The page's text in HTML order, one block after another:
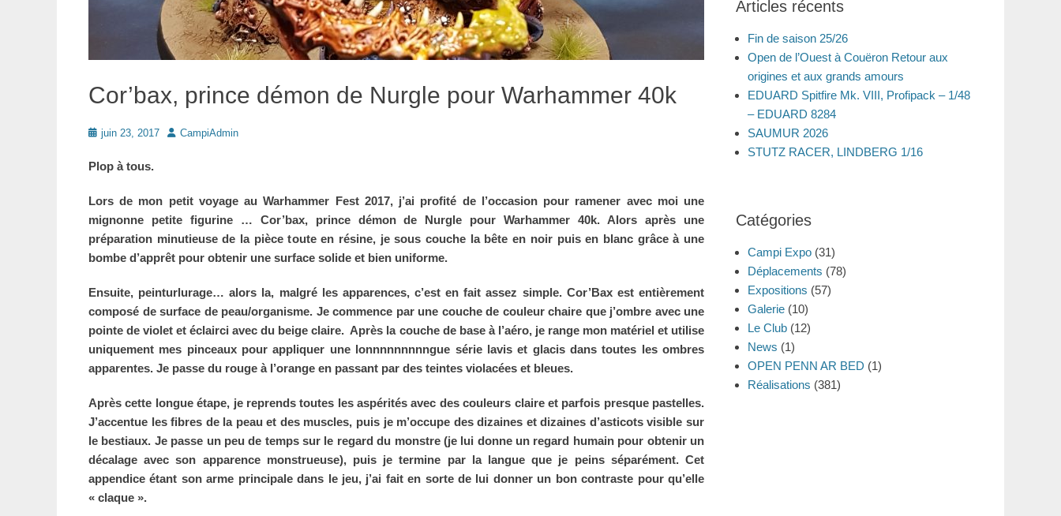
Cor’bax, prince démon de Nurgle pour Warhammer 40k
Postéjuin 23, 2017 Auteur
CampiAdmin
Plop à tous.
Lors de mon petit voyage au Warhammer Fest 2017, j’ai profité de l’occasion pour ramener avec moi une
mignonne petite figurine … Cor’bax, prince démon de Nurgle pour Warhammer 40k. Alors après une
préparation minutieuse de la pièce toute en résine, je sous couche la bête en noir puis en blanc grâce à une
bombe d’apprêt pour obtenir une surface solide et bien uniforme.
Ensuite, peinturlurage… alors la, malgré les apparences, c’est en fait assez simple. Cor’Bax est entièrement
composé de surface de peau/organisme. Je commence par une couche de couleur chaire que j’ombre avec une
pointe de violet et éclairci avec du beige claire. Après la couche de base à l’aéro, je range mon matériel et utilise
uniquement mes pinceaux pour appliquer une lonnnnnnnnngue série lavis et glacis dans toutes les ombres
apparentes. Je passe du rouge à l’orange en passant par des teintes violacées et bleues.
Après cette longue étape, je reprends toutes les aspérités avec des couleurs claire et parfois presque pastelles.
J’accentue les fibres de la peau et des muscles, puis je m’occupe des dizaines et dizaines d’asticots visible sur
le bestiaux. Je passe un peu de temps sur le regard du monstre (je lui donne un regard humain pour obtenir un
décalage avec son apparence monstrueuse), puis je termine par la langue que je peins séparément. Cet
appendice étant son arme principale dans le jeu, j’ai fait en sorte de lui donner un bon contraste pour qu’elle
« claque ».
Articles récents
Fin de saison 25/26
Open de l’Ouest à Couëron Retour aux
origines et aux grands amours
EDUARD Spitfire Mk. VIII, Profipack – 1/48
– EDUARD 8284
SAUMUR 2026
STUTZ RACER, LINDBERG 1/16
Catégories
Campi Expo (31)
Déplacements (78)
Expositions (57)
Galerie (10)
Le Club (12)
News (1)
OPEN PENN AR BED (1)
Réalisations (381)